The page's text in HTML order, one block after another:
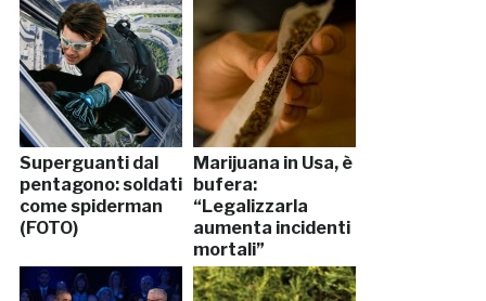
Superguanti dal
pentagono: soldati
come spiderman
(FOTO)
Marijuana in Usa, è
bufera:
“Legalizzarla
aumenta incidenti
mortali”